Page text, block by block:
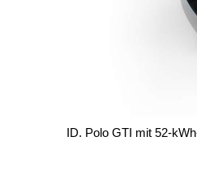
ID. Polo GTI mit 52-